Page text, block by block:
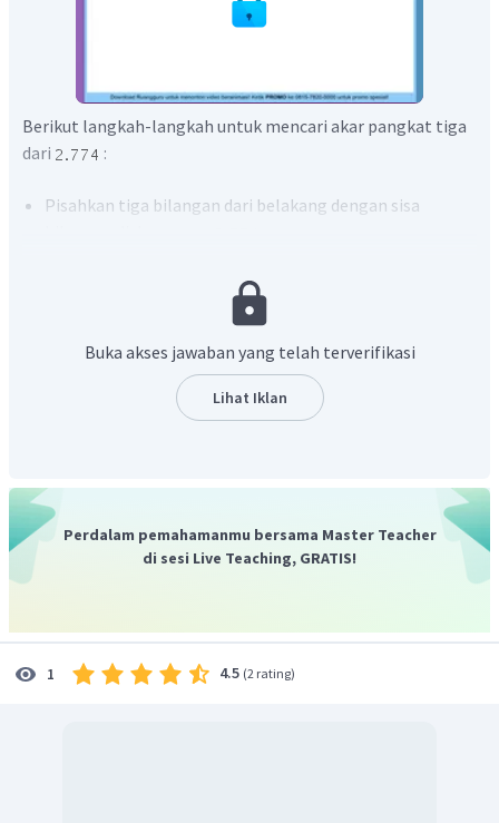
Berikut langkah-langkah untuk mencari akar pangkat tiga
dari
:
Pisahkan tiga bilangan dari belakang dengan sisa
yang nilainya kurang dari , yaitu
, angka pada digit satuan adalah
Maka perkalian pangkat tiga yang digit satuannya
Buka akses jawaban yang telah terverifikasi
Lihat Iklan
Perdalam pemahamanmu bersama Master Teacher
di sesi Live Teaching, GRATIS!
1 4.5 (2 rating)